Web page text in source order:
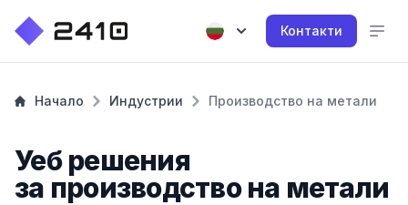
Контакти
Начало Индустрии Производство на метали
Уеб решения
за производство на метали